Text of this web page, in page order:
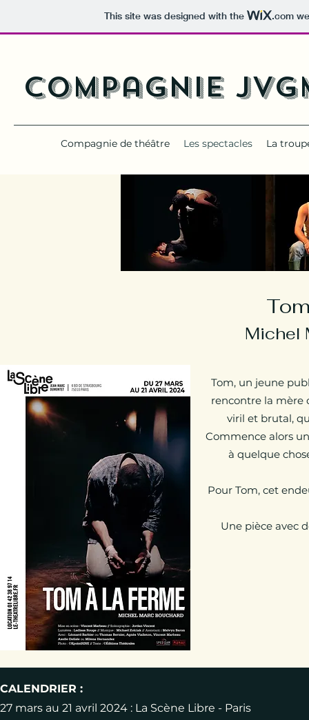
This site was designed with the .com
Compagnie
Compagnie de théâtre Les spectacles La
Michel
Tom, un jeune
rencontre la mère
viril et brutal,
Commence alors
à quelque
Pour Tom, cet
Une pièce avec
CALENDRIER :
27 mars au 21 avril 2024 : La Scène Libre - Paris